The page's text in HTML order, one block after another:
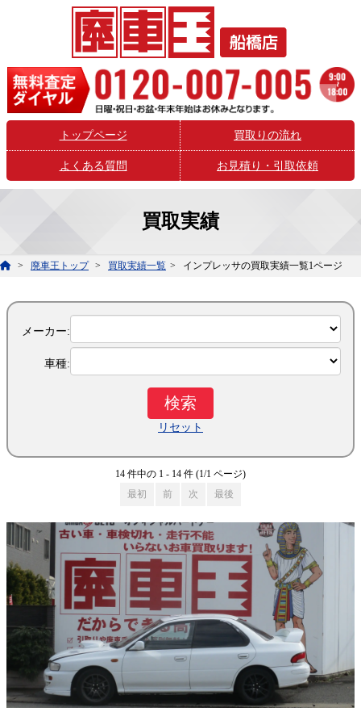
トップページ 買取りの流れ
よくある質問 お見積り・引取依頼
買取実績
廃車王トップ 買取実績一覧 インプレッサの買取実績一覧1ページ
メーカー:
車種:
リセット
14 件中の 1 - 14 件 (1/1 ページ)
最初
前 次 最後